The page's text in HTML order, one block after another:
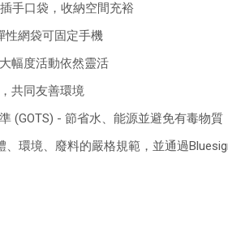
手口袋，收納空間充裕
性網袋可固定手機
幅度活動依然靈活
共同友善環境
(GOTS) - 節省水、能源並避免有毒物質
、環境、廢料的嚴格規範，並通過